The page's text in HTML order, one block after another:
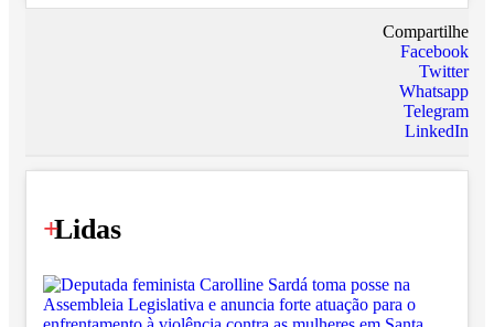
Compartilhe
Facebook
Twitter
Whatsapp
Telegram
LinkedIn
+
Lidas